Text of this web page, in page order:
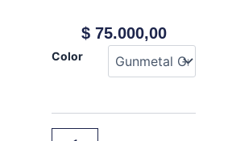
$75.000,00
Color
Uwell
G4
Pod